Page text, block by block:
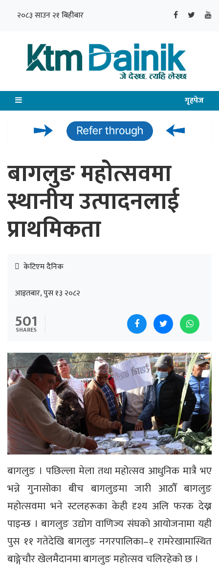
२०८३ साउन २१ बिहीबार
गृहपेज
बागलुङ महोत्सवमा
स्थानीय उत्पादनलाई
प्राथमिकता
केटिएम दैनिक
आइतबार, पुस १३ २०८२
501
SHARES
बागलुङ । पछिल्ला मेला तथा महोत्सव आधुनिक मात्रै भए
भन्ने गुनासोका बीच बागलुङमा जारी आठौँ बागलुङ
महोत्सवमा भने स्टलहरूका केही दृश्य अलि फरक देख्न
पाइन्छ । बागलुङ उद्योग वाणिज्य संघको आयोजनामा यही
पुस ११ गतेदेखि बागलुङ नगरपालिका–१ रामरेखामास्थित
बाङ्गेचौर खेलमैदानमा बागलुङ महोत्सव चलिरहेको छ ।